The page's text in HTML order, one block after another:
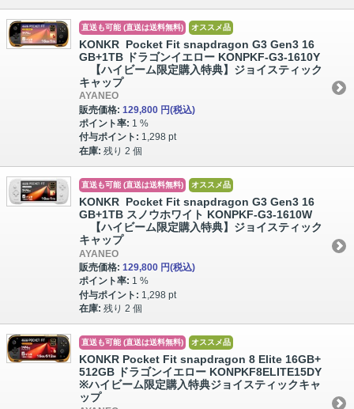
直送も可能 (直送は送料無料) オススメ品
KONKR Pocket Fit snapdragon G3 Gen3 16
GB+1TB ドラゴンイエロー KONPKF-G3-1610Y
【ハイビーム限定購入特典】ジョイスティック
キャップ
AYANEO
販売価格: 129,800 円(税込)
ポイント率: 1 %
付与ポイント: 1,298 pt
在庫: 残り 2 個
直送も可能 (直送は送料無料) オススメ品
KONKR Pocket Fit snapdragon G3 Gen3 16
GB+1TB スノウホワイト KONPKF-G3-1610W
【ハイビーム限定購入特典】ジョイスティック
キャップ
AYANEO
販売価格: 129,800 円(税込)
ポイント率: 1 %
付与ポイント: 1,298 pt
在庫: 残り 2 個
直送も可能 (直送は送料無料) オススメ品
KONKR Pocket Fit snapdragon 8 Elite 16GB+
512GB ドラゴンイエロー KONPKF8ELITE15DY
※ハイビーム限定購入特典ジョイスティックキャ
ップ